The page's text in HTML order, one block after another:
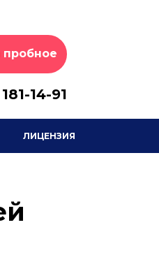
пробное
14-91
ЛИЦЕНЗИЯ